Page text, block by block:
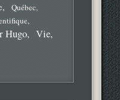
Québec
Hugo Vie